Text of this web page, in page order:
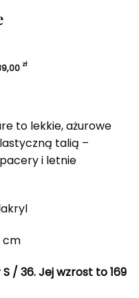
zł
to lekkie, ażurowe
talią –
i letnie
cm
/ 36. Jej wzrost to 169